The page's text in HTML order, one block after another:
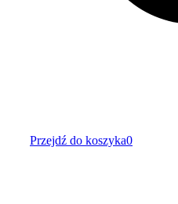
Przejdź do koszyka0